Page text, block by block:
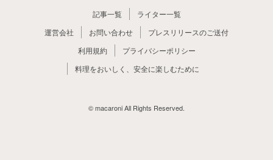
記事一覧
ライター一覧
運営会社
お問い合わせ
プレスリリースのご送付
利用規約
プライバシーポリシー
料理をおいしく、安全に楽しむために
© macaroni All Rights Reserved.